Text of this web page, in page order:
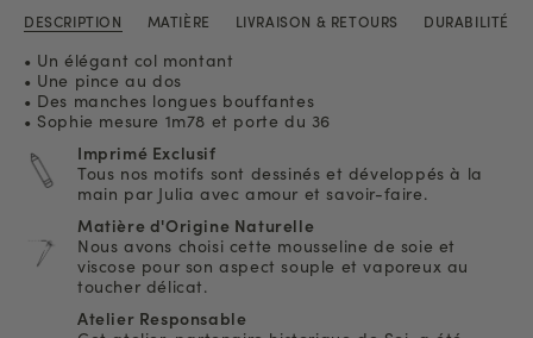
DESCRIPTION MATIÈRE LIVRAISON & RETOURS DURABILITÉ
• Un élégant col montant
• Une pince au dos
• Des manches longues bouffantes
• Sophie mesure 1m78 et porte du 36
Imprimé Exclusif
Tous nos motifs sont dessinés et développés à la
main par Julia avec amour et savoir-faire.
Matière d'Origine Naturelle
Nous avons choisi cette mousseline de soie et
viscose pour son aspect souple et vaporeux au
toucher délicat.
Atelier Responsable